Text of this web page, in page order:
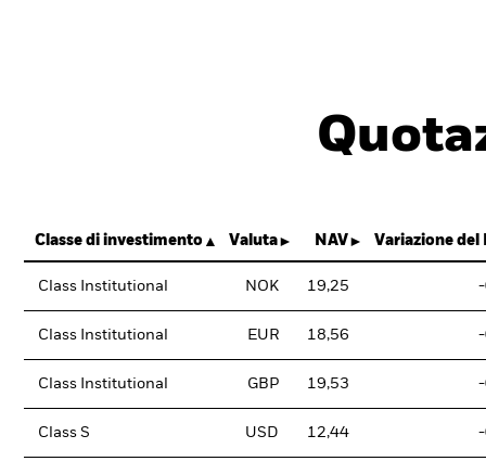
Classe di investimento Valuta NAV Variazione del
Class Institutional NOK 19,25
Class Institutional EUR 18,56
Class Institutional GBP 19,53
Class S USD 12,44